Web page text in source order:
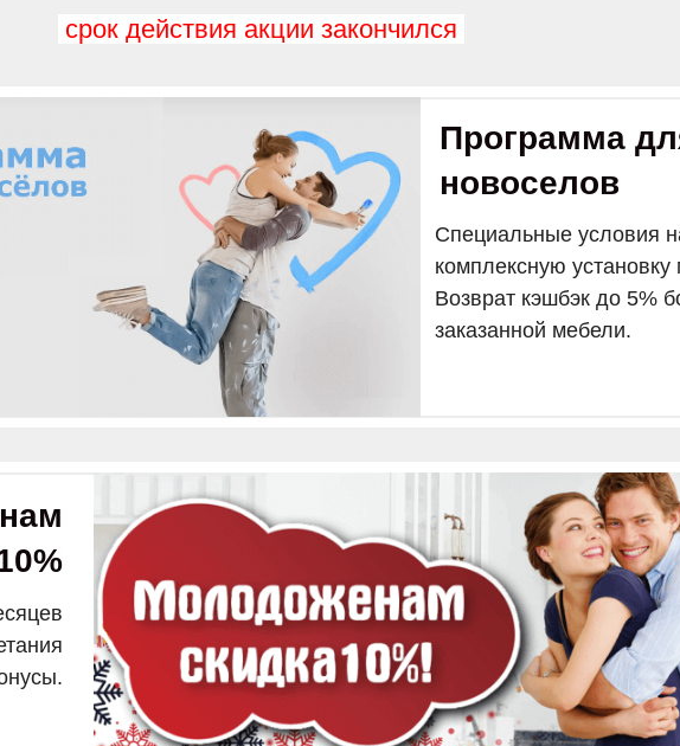
Программа
новоселов
Специальные условия
комплексную установку
Возврат кэшбэк до 5%
заказанной мебели.
срок действия акции закончился